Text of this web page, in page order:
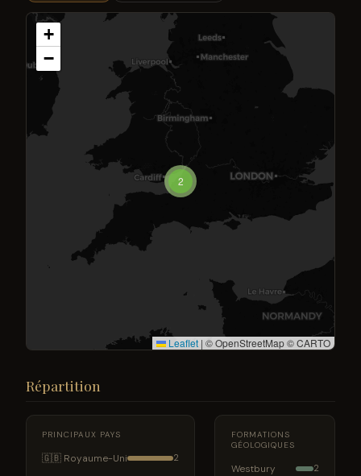
2
+
−
Leaflet | © OpenStreetMap © CARTO
Répartition
PRINCIPAUX PAYS
🇬🇧 Royaume-Uni 2
FORMATIONS
GÉOLOGIQUES
Westbury 2